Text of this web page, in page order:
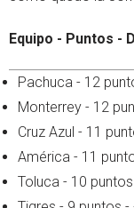
Equipo - Puntos -
Pachuca - 12
Monterrey - 12
Cruz Azul - 11
América - 11
Toluca - 10